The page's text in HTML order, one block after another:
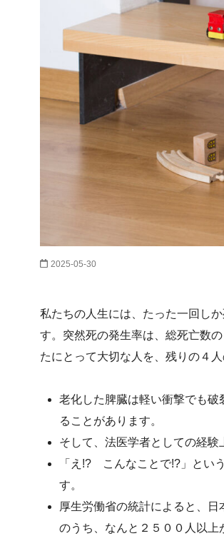
2025-05-30
私たちの人生には、たった一回し
す。突然死の発生率は、総死亡数
たにとって大切な人を、残りの４
老化した脾臓は軽い衝撃でも
ることがあります。
そして、法医学者としての経験
「え!? こんなことで!?」とい
す。
厚生労働省の統計によると、
のうち、なんと２５００人以上